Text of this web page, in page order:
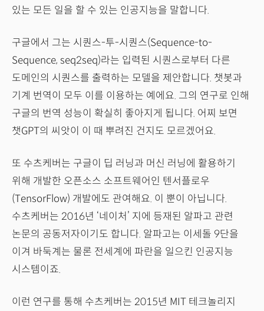
있는 모든 일을 할 수 있는 인공지능을 말합니다.
구글에서 그는 시퀀스-투-시퀀스(Sequence-to-
Sequence, seq2seq)라는 입력된 시퀀스로부터 다른
도메인의 시퀀스를 출력하는 모델을 제안합니다. 챗봇과
기계 번역이 모두 이를 이용하는 예에요. 그의 연구로 인해
구글의 번역 성능이 확실히 좋아지게 됩니다. 어찌 보면
챗GPT의 씨앗이 이 때 뿌려진 건지도 모르겠어요.
또 수츠케버는 구글이 딥 러닝과 머신 러닝에 활용하기
위해 개발한 오픈소스 소프트웨어인 텐서플로우
(TensorFlow) 개발에도 관여해요. 이 뿐이 아닙니다.
수츠케버는 2016년 ‘네이처’ 지에 등재된 알파고 관련
논문의 공동저자이기도 합니다. 알파고는 이세돌 9단을
이겨 바둑계는 물론 전세계에 파란을 일으킨 인공지능
시스템이죠.
이런 연구를 통해 수츠케버는 2015년 MIT 테크놀리지